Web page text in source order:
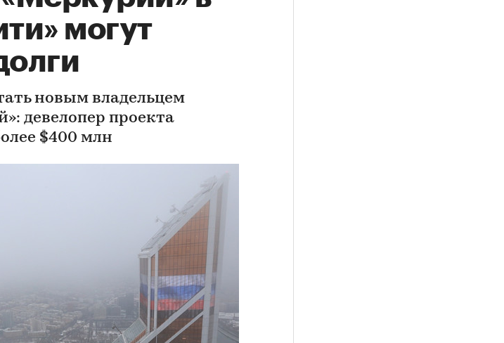
могут
новым владельцем
девелопер проекта
$400 млн